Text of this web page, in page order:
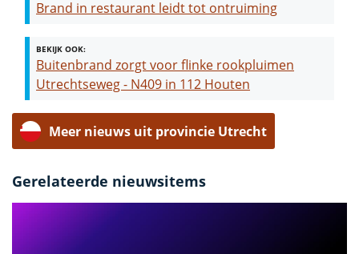
Brand in restaurant leidt tot ontruiming
BEKIJK OOK:
Buitenbrand zorgt voor flinke rookpluimen
Utrechtseweg - N409 in 112 Houten
Meer nieuws uit provincie Utrecht
Gerelateerde nieuwsitems